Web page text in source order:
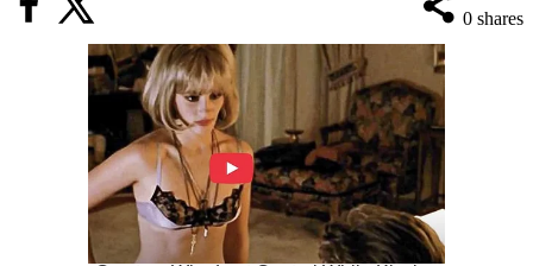
0 shares